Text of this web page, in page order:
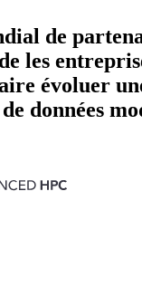
de
les
évoluer
données